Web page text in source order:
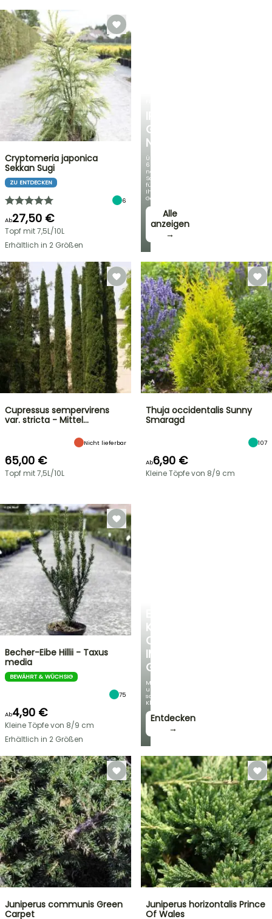
KÜHLE
OASE
IM
GARTEN
Mit
unseren
schönsten
Kletterpflanzen!
Entdecken
→
IRIS
GERMANICA
NEUHEITEN
Über
60
neue
Sorten
für
Ihren
Garten!
Alle
anzeigen
→
Cryptomeria japonica
Sekkan Sugi
ZU ENTDECKEN
6
Ab27,50 €
Topf mit 7,5L/10L
Erhältlich in 2 Größen
Cupressus sempervirens
var. stricta - Mittel…
Nicht lieferbar
65,00 €
Topf mit 7,5L/10L
Thuja occidentalis Sunny
Smaragd
107
Ab6,90 €
Kleine Töpfe von 8/9 cm
Becher-Eibe Hillii - Taxus
media
BEWÄHRT & WÜCHSIG
75
Ab4,90 €
Kleine Töpfe von 8/9 cm
Erhältlich in 2 Größen
Juniperus communis Green
Carpet
Juniperus horizontalis Prince
Of Wales